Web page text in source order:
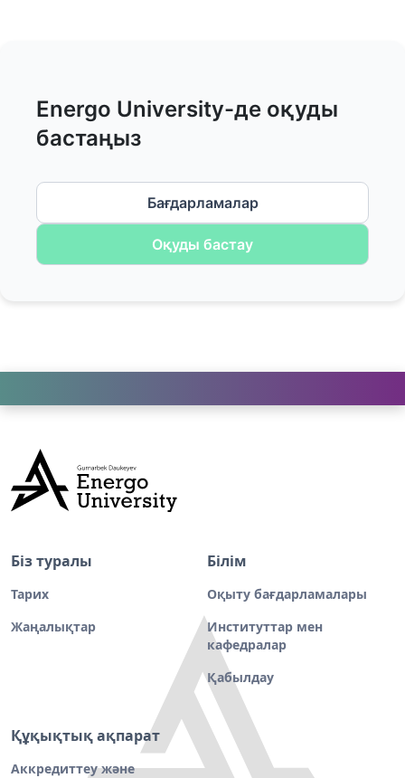
Energo University-де оқуды
бастаңыз
Бағдарламалар
Оқуды бастау
Біз туралы
Тарих
Жаңалықтар
Білім
Оқыту бағдарламалары
Институттар мен
кафедралар
Қабылдау
Құқықтық ақпарат
Аккредиттеу және